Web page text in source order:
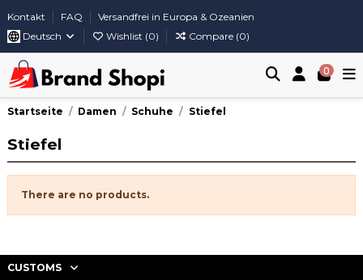
Kontakt FAQ
Versandfrei in Europa & Ozeanien
Deutsch
Wishlist (0) Compare (0)
0
Startseite Damen Schuhe Stiefel
Stiefel
There are no products.
CUSTOMS